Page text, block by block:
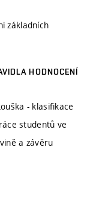
základních
HODNOCENÍ
- klasifikace
studentů ve
a závěru